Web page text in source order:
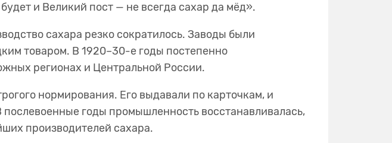
и Великий пост — не всегда сахар да мёд».
сахара резко сократилось. Заводы были
товаром. В 1920–30-е годы постепенно
регионах и Центральной России.
нормирования. Его выдавали по карточкам, и
годы промышленность восстанавливалась,
производителей сахара.